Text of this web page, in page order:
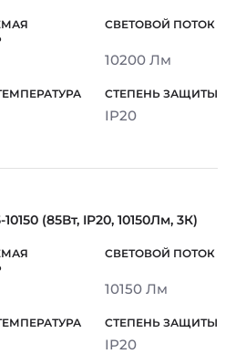
10200 Лм
IP20
(85Вт, IP20, 10150Лм, 3К)
10150 Лм
IP20